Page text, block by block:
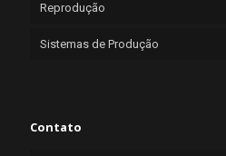
Reprodução
Sistemas de Produção
Contato